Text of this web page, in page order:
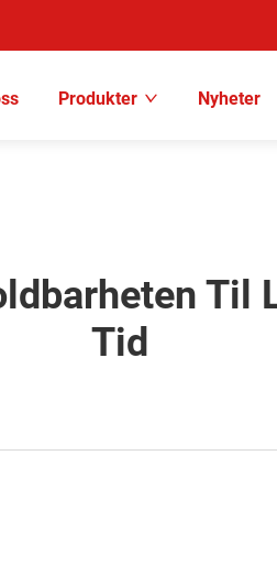
Produkter Nyheter
Til
Tid